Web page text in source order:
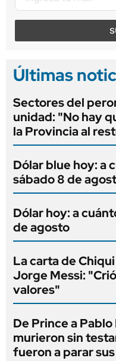
Últimas
Sectores del
unidad: "No hay
la Provincia al
Dólar blue hoy: a
sábado 8 de
Dólar hoy: a
de agosto
La carta de
Jorge Messi:
valores"
De Prince a
murieron sin
fueron a parar